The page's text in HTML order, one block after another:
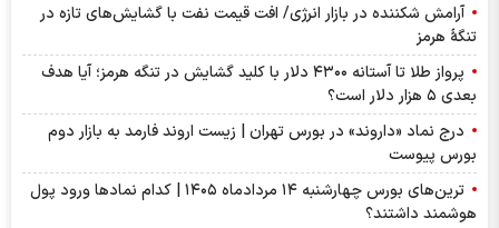
آرامش شکننده در بازار انرژی/ افت قیمت نفت با گشایش‌های تازه در
تنگۀ هرمز
پرواز طلا تا آستانه ۴۳۰۰ دلار با کلید گشایش در تنگه هرمز؛ آیا هدف
بعدی ۵ هزار دلار است؟
درج نماد «داروند» در بورس تهران | زیست اروند فارمد به بازار دوم
بورس پیوست
ترین‌های بورس چهارشنبه ۱۴ مردادماه ۱۴۰۵ | کدام نماد‌ها ورود پول
هوشمند داشتند؟